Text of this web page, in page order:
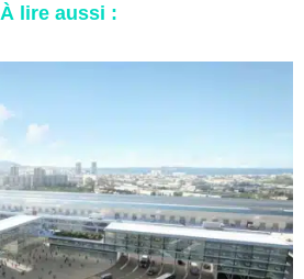
À lire aussi :